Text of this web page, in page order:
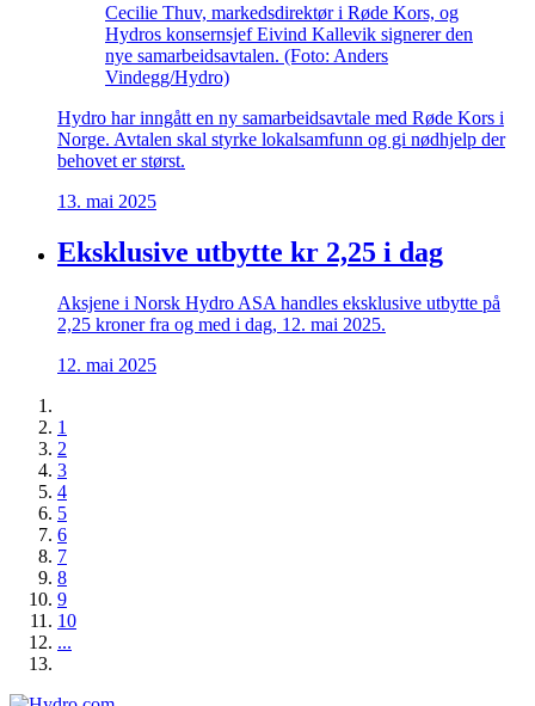
Cecilie Thuv, markedsdirektør i Røde Kors, og
Hydros konsernsjef Eivind Kallevik signerer den
nye samarbeidsavtalen. (Foto: Anders
Vindegg/Hydro)
Hydro har inngått en ny samarbeidsavtale med Røde Kors i
Norge. Avtalen skal styrke lokalsamfunn og gi nødhjelp der
behovet er størst.
13. mai 2025
Eksklusive utbytte kr 2,25 i dag
Aksjene i Norsk Hydro ASA handles eksklusive utbytte på
2,25 kroner fra og med i dag, 12. mai 2025.
12. mai 2025
1
2
3
4
5
6
7
8
9
10
...